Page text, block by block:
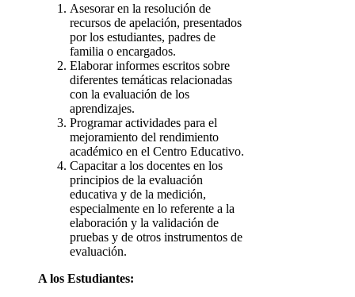
Asesorar en la resolución de
recursos de apelación, presentados
por los estudiantes, padres de
familia o encargados.
Elaborar informes escritos sobre
diferentes temáticas relacionadas
con la evaluación de los
aprendizajes.
Programar actividades para el
mejoramiento del rendimiento
académico en el Centro Educativo.
Capacitar a los docentes en los
principios de la evaluación
educativa y de la medición,
especialmente en lo referente a la
elaboración y la validación de
pruebas y de otros instrumentos de
evaluación.
A los Estudiantes: